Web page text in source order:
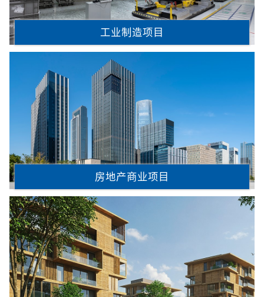
工业制造项目
房地产商业项目